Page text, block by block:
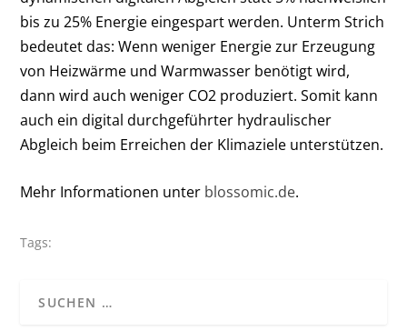
bis zu 25% Energie eingespart werden. Unterm Strich
bedeutet das: Wenn weniger Energie zur Erzeugung
von Heizwärme und Warmwasser benötigt wird,
dann wird auch weniger CO2 produziert. Somit kann
auch ein digital durchgeführter hydraulischer
Abgleich beim Erreichen der Klimaziele unterstützen.
Mehr Informationen unter blossomic.de.
Tags: